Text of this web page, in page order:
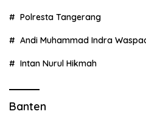
Polresta Tangerang
Andi Muhammad Indra
Intan Nurul Hikmah
Banten